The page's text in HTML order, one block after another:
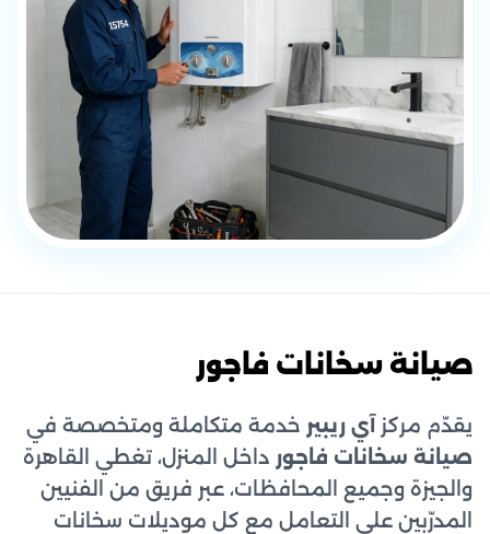
صيانة سخانات فاجور
يقدّم مركز آي ريبير خدمة متكاملة ومتخصصة في
صيانة سخانات فاجور داخل المنزل، تغطي القاهرة
والجيزة وجميع المحافظات، عبر فريق من الفنيين
المدرّبين على التعامل مع كل موديلات سخانات